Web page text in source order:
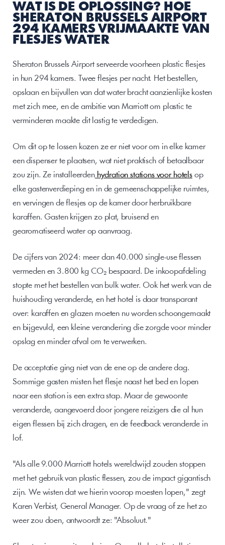
WAT IS DE OPLOSSING? HOE
SHERATON BRUSSELS AIRPORT
294 KAMERS VRIJMAAKTE VAN
FLESJES WATER
Sheraton Brussels Airport serveerde voorheen plastic flesjes
in hun 294 kamers. Twee flesjes per nacht. Het bestellen,
opslaan en bijvullen van dat water bracht aanzienlijke kosten
met zich mee, en de ambitie van Marriott om plastic te
verminderen maakte dit lastig te verdedigen.
Om dit op te lossen kozen ze er niet voor om in elke kamer
een dispenser te plaatsen, wat niet praktisch of betaalbaar
zou zijn. Ze installeerden hydration stations voor hotels op
elke gastenverdieping en in de gemeenschappelijke ruimtes,
en vervingen de flesjes op de kamer door herbruikbare
karaffen. Gasten krijgen zo plat, bruisend en
gearomatiseerd water op aanvraag.
De cijfers van 2024: meer dan 40.000 single-use flessen
vermeden en 3.800 kg CO₂ bespaard. De inkoopafdeling
stopte met het bestellen van bulk water. Ook het werk van de
huishouding veranderde, en het hotel is daar transparant
over: karaffen en glazen moeten nu worden schoongemaakt
en bijgevuld, een kleine verandering die zorgde voor minder
opslag en minder afval om te verwerken.
De acceptatie ging niet van de ene op de andere dag.
Sommige gasten misten het flesje naast het bed en lopen
naar een station is een extra stap. Maar de gewoonte
veranderde, aangevoerd door jongere reizigers die al hun
eigen flessen bij zich dragen, en de feedback veranderde in
lof.
"Als alle 9.000 Marriott hotels wereldwijd zouden stoppen
met het gebruik van plastic flessen, zou de impact gigantisch
zijn. We wisten dat we hierin voorop moesten lopen," zegt
Karen Verbist, General Manager. Op de vraag of ze het zo
weer zou doen, antwoordt ze: "Absoluut."